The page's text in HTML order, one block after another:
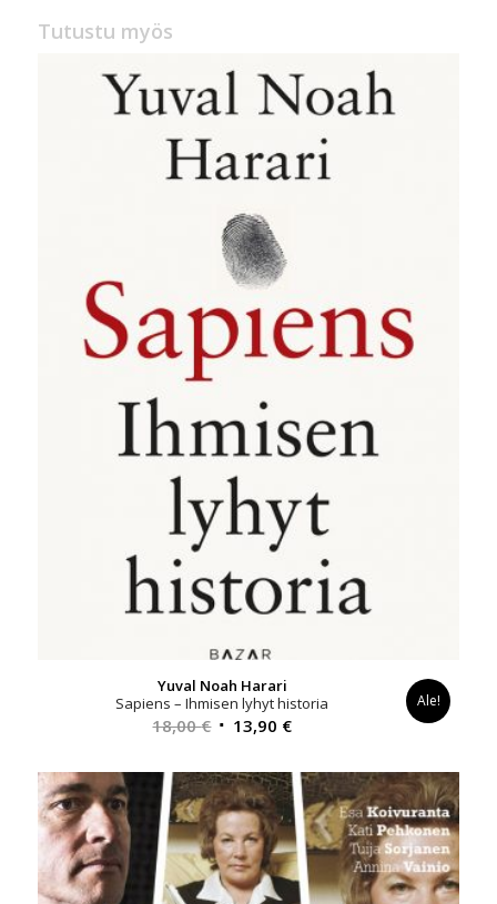
Tutustu myös
Yuval Noah Harari
Sapiens – Ihmisen lyhyt historia
18,00€ Alkuperäinen
oli:
18,00 €.
13,90 €Nykyinen
on:
13,90 €.
Ale!